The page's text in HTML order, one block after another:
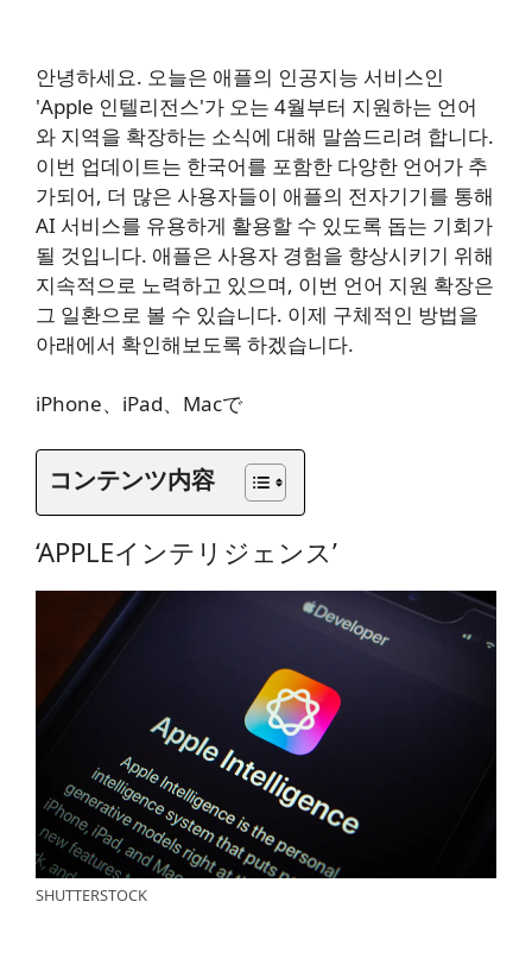
안녕하세요. 오늘은 애플의 인공지능 서비스인
'Apple 인텔리전스'가 오는 4월부터 지원하는 언어
와 지역을 확장하는 소식에 대해 말씀드리려 합니다.
이번 업데이트는 한국어를 포함한 다양한 언어가 추
가되어, 더 많은 사용자들이 애플의 전자기기를 통해
AI 서비스를 유용하게 활용할 수 있도록 돕는 기회가
될 것입니다. 애플은 사용자 경험을 향상시키기 위해
지속적으로 노력하고 있으며, 이번 언어 지원 확장은
그 일환으로 볼 수 있습니다. 이제 구체적인 방법을
아래에서 확인해보도록 하겠습니다.
iPhone、iPad、Macで
コンテンツ内容
‘APPLEインテリジェンス’
SHUTTERSTOCK